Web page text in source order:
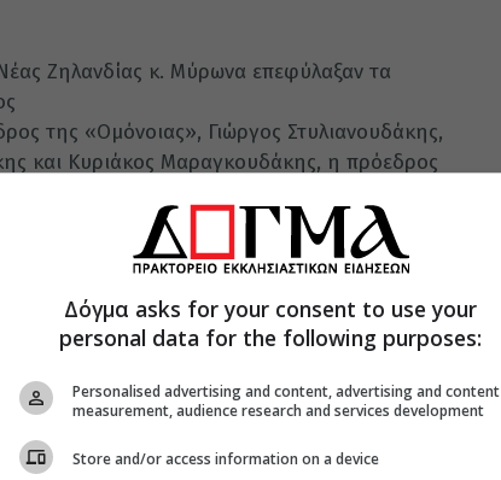
Ζηλανδίας κ. Μύρωνα επεφύλαξαν τα
της «Ομόνοιας», Γιώργος Στυλιανουδάκης,
και Κυριάκος Μαραγκουδάκης, η πρόεδρος
όπως επίσης και οι Γεώργιος Καλαϊτζής
Αϊλαντ), ενώ χαιρετισμό απηύθυνε και ο
ήταν η εκτίμηση προς το πρόσωπο του
αποστολή που έχει αναλάβει,
της Γης.
διαφημίζουμε την Κρήτη, όπου κι αν
γεγονός: Οπου βρεις έναν Κρητικό,
είσαι με ανθρώπους δικούς σου», συνέχισε ο
Δόγμα asks for your consent to use your
personal data for the following purposes:
Personalised advertising and content, advertising and content
measurement, audience research and services development
Store and/or access information on a device